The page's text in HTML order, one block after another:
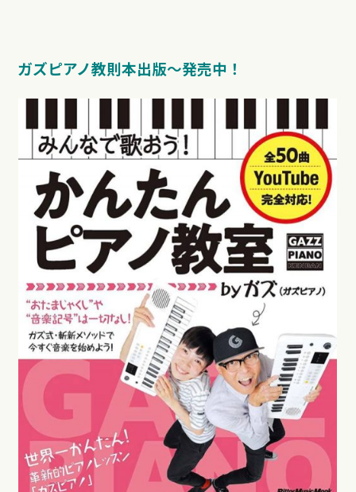
ガズピアノ教則本出版〜発売中！